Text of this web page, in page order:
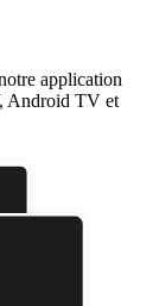
application
Android TV et